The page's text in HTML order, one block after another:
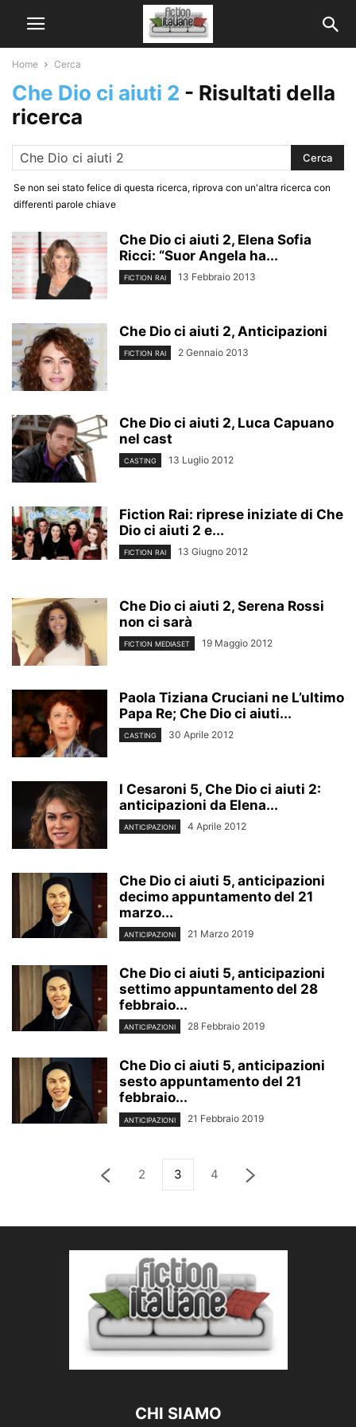
Home Cerca
Che Dio ci aiuti 2 - Risultati della
ricerca
Se non sei stato felice di questa ricerca, riprova con un'altra ricerca con
differenti parole chiave
Che Dio ci aiuti 2, Elena Sofia
Ricci: “Suor Angela ha...
FICTION RAI 13 Febbraio 2013
Che Dio ci aiuti 2, Anticipazioni
FICTION RAI 2 Gennaio 2013
Che Dio ci aiuti 2, Luca Capuano
nel cast
CASTING 13 Luglio 2012
Fiction Rai: riprese iniziate di Che
Dio ci aiuti 2 e...
FICTION RAI 13 Giugno 2012
Che Dio ci aiuti 2, Serena Rossi
non ci sarà
FICTION MEDIASET 19 Maggio 2012
Paola Tiziana Cruciani ne L’ultimo
Papa Re; Che Dio ci aiuti...
CASTING 30 Aprile 2012
I Cesaroni 5, Che Dio ci aiuti 2:
anticipazioni da Elena...
ANTICIPAZIONI 4 Aprile 2012
Che Dio ci aiuti 5, anticipazioni
decimo appuntamento del 21
marzo...
ANTICIPAZIONI 21 Marzo 2019
Che Dio ci aiuti 5, anticipazioni
settimo appuntamento del 28
febbraio...
ANTICIPAZIONI 28 Febbraio 2019
Che Dio ci aiuti 5, anticipazioni
sesto appuntamento del 21
febbraio...
ANTICIPAZIONI 21 Febbraio 2019
2 3 4
CHI SIAMO